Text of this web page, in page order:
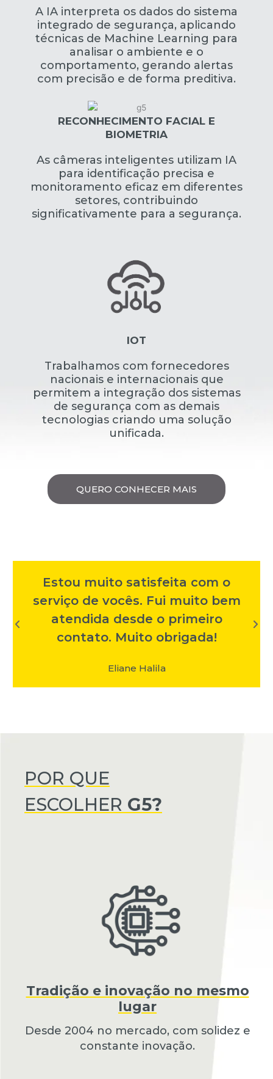
A IA interpreta os dados do sistema
integrado de segurança, aplicando
técnicas de Machine Learning para
analisar o ambiente e o
comportamento, gerando alertas
com precisão e de forma preditiva.
RECONHECIMENTO FACIAL E
BIOMETRIA
As câmeras inteligentes utilizam IA
para identificação precisa e
monitoramento eficaz em diferentes
setores, contribuindo
significativamente para a segurança.
IOT
Trabalhamos com fornecedores
nacionais e internacionais que
permitem a integração dos sistemas
de segurança com as demais
tecnologias criando uma solução
unificada.
QUERO CONHECER MAIS
Estou muito satisfeita com o
serviço de vocês. Fui muito bem
atendida desde o primeiro
contato. Muito obrigada!
Eliane Halila
POR QUE
ESCOLHER G5?
Tradição e inovação no mesmo
lugar
Desde 2004 no mercado, com solidez e
constante inovação.